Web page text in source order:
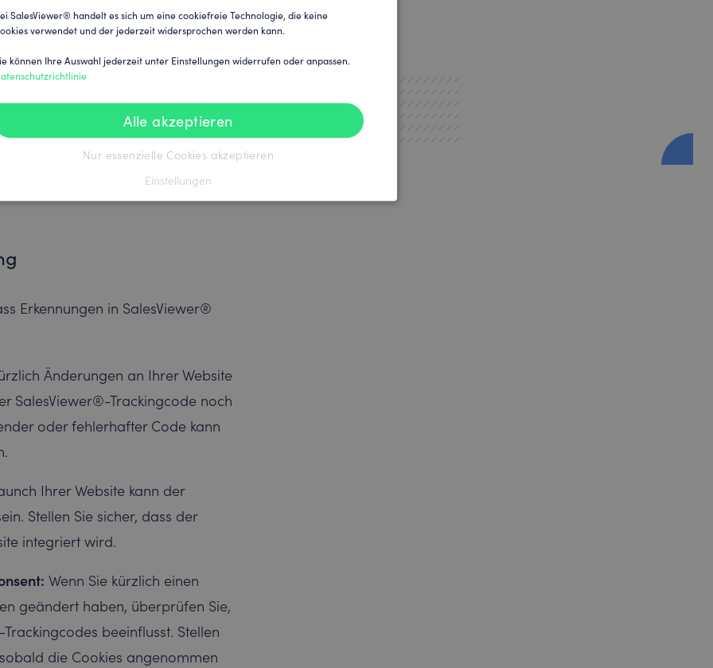
Daten in die Analyse einfließen. Ein
im Internet haben, wie zum
den Standards von SalesViewer®
heranzieht, beinhalten unter
Online-Signale.
Dashboard angezeigt werden,
Zuverlässigkeit der Daten und
Erkennungen in SalesViewer®
Änderungen an Ihrer Website
SalesViewer®-Trackingcode noch
oder fehlerhafter Code kann
Ihrer Website kann der
Stellen Sie sicher, dass der
integriert wird.
Wenn Sie kürzlich einen
geändert haben, überprüfen Sie,
beeinflusst. Stellen
die Cookies angenommen
SalesViewer® handelt es sich um eine cookiefreie Technologie, die keine
verwendet und der jederzeit widersprochen werden kann.
können Ihre Auswahl jederzeit unter Einstellungen widerrufen oder anpassen.
Alle akzeptieren
Nur essenzielle Cookies akzeptieren
Einstellungen